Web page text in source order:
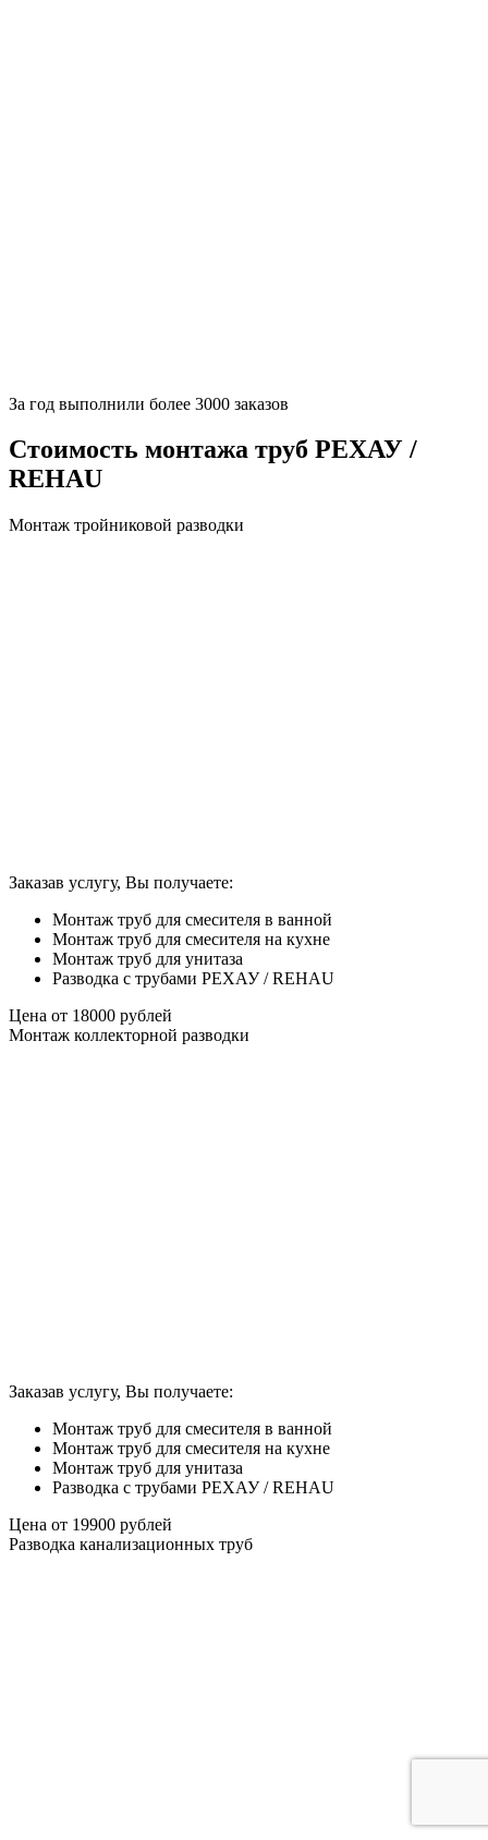
За год выполнили более 3000 заказов
Стоимость монтажа труб РЕХАУ /
REHAU
Монтаж тройниковой разводки
Заказав услугу, Вы получаете:
Монтаж труб для смесителя в ванной
Монтаж труб для смесителя на кухне
Монтаж труб для унитаза
Разводка с трубами РЕХАУ / REHAU
Цена от 18000 рублей
Монтаж коллекторной разводки
Заказав услугу, Вы получаете:
Монтаж труб для смесителя в ванной
Монтаж труб для смесителя на кухне
Монтаж труб для унитаза
Разводка с трубами РЕХАУ / REHAU
Цена от 19900 рублей
Разводка канализационных труб